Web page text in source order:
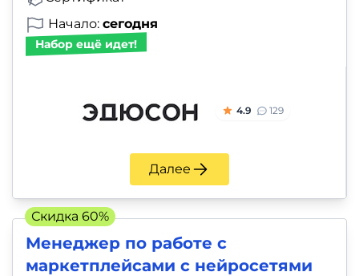
Начало: сегодня
Набор ещё идет!
4.9 129
Далее
Менеджер по работе с
маркетплейсами с нейросетями
Скидка 60%